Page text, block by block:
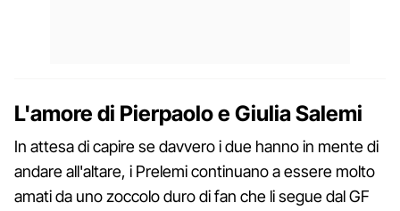
L'amore di Pierpaolo e Giulia Salemi
In attesa di capire se davvero i due hanno in mente di
andare all'altare, i Prelemi continuano a essere molto
amati da uno zoccolo duro di fan che li segue dal GF